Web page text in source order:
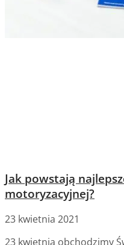
Jak powstają
motoryzacyjnej?
23 kwietnia 2021
23 kwietnia obchodzimy